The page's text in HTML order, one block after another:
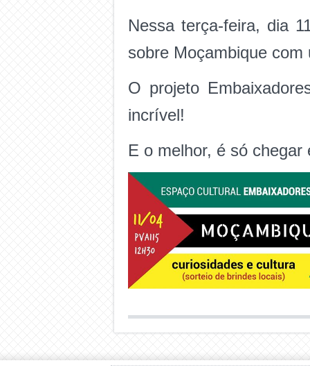
Nessa terça-feira, dia
sobre Moçambique com
O projeto
incrível!
E o melhor, é só